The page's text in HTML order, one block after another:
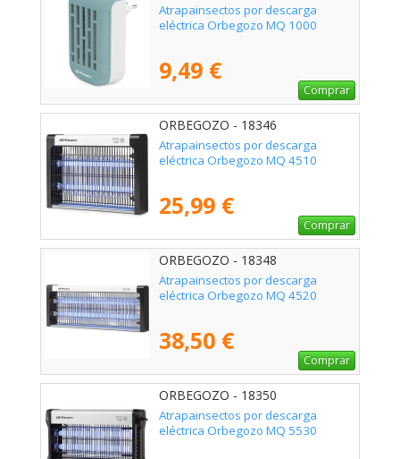
Atrapainsectos por descarga
eléctrica Orbegozo MQ 1000
9,49 €
Comprar
ORBEGOZO - 18346
Atrapainsectos por descarga
eléctrica Orbegozo MQ 4510
25,99 €
Comprar
ORBEGOZO - 18348
Atrapainsectos por descarga
eléctrica Orbegozo MQ 4520
38,50 €
Comprar
ORBEGOZO - 18350
Atrapainsectos por descarga
eléctrica Orbegozo MQ 5530